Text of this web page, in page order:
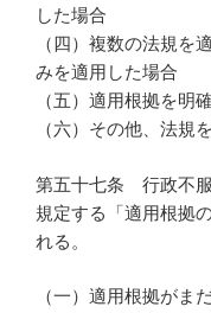
した場合
（四）複数の法規を
みを適用した場合
（五）適用根拠を明
（六）その他、法規
第五十七条 行政不
規定する「適用根拠
れる。
（一）適用根拠がま